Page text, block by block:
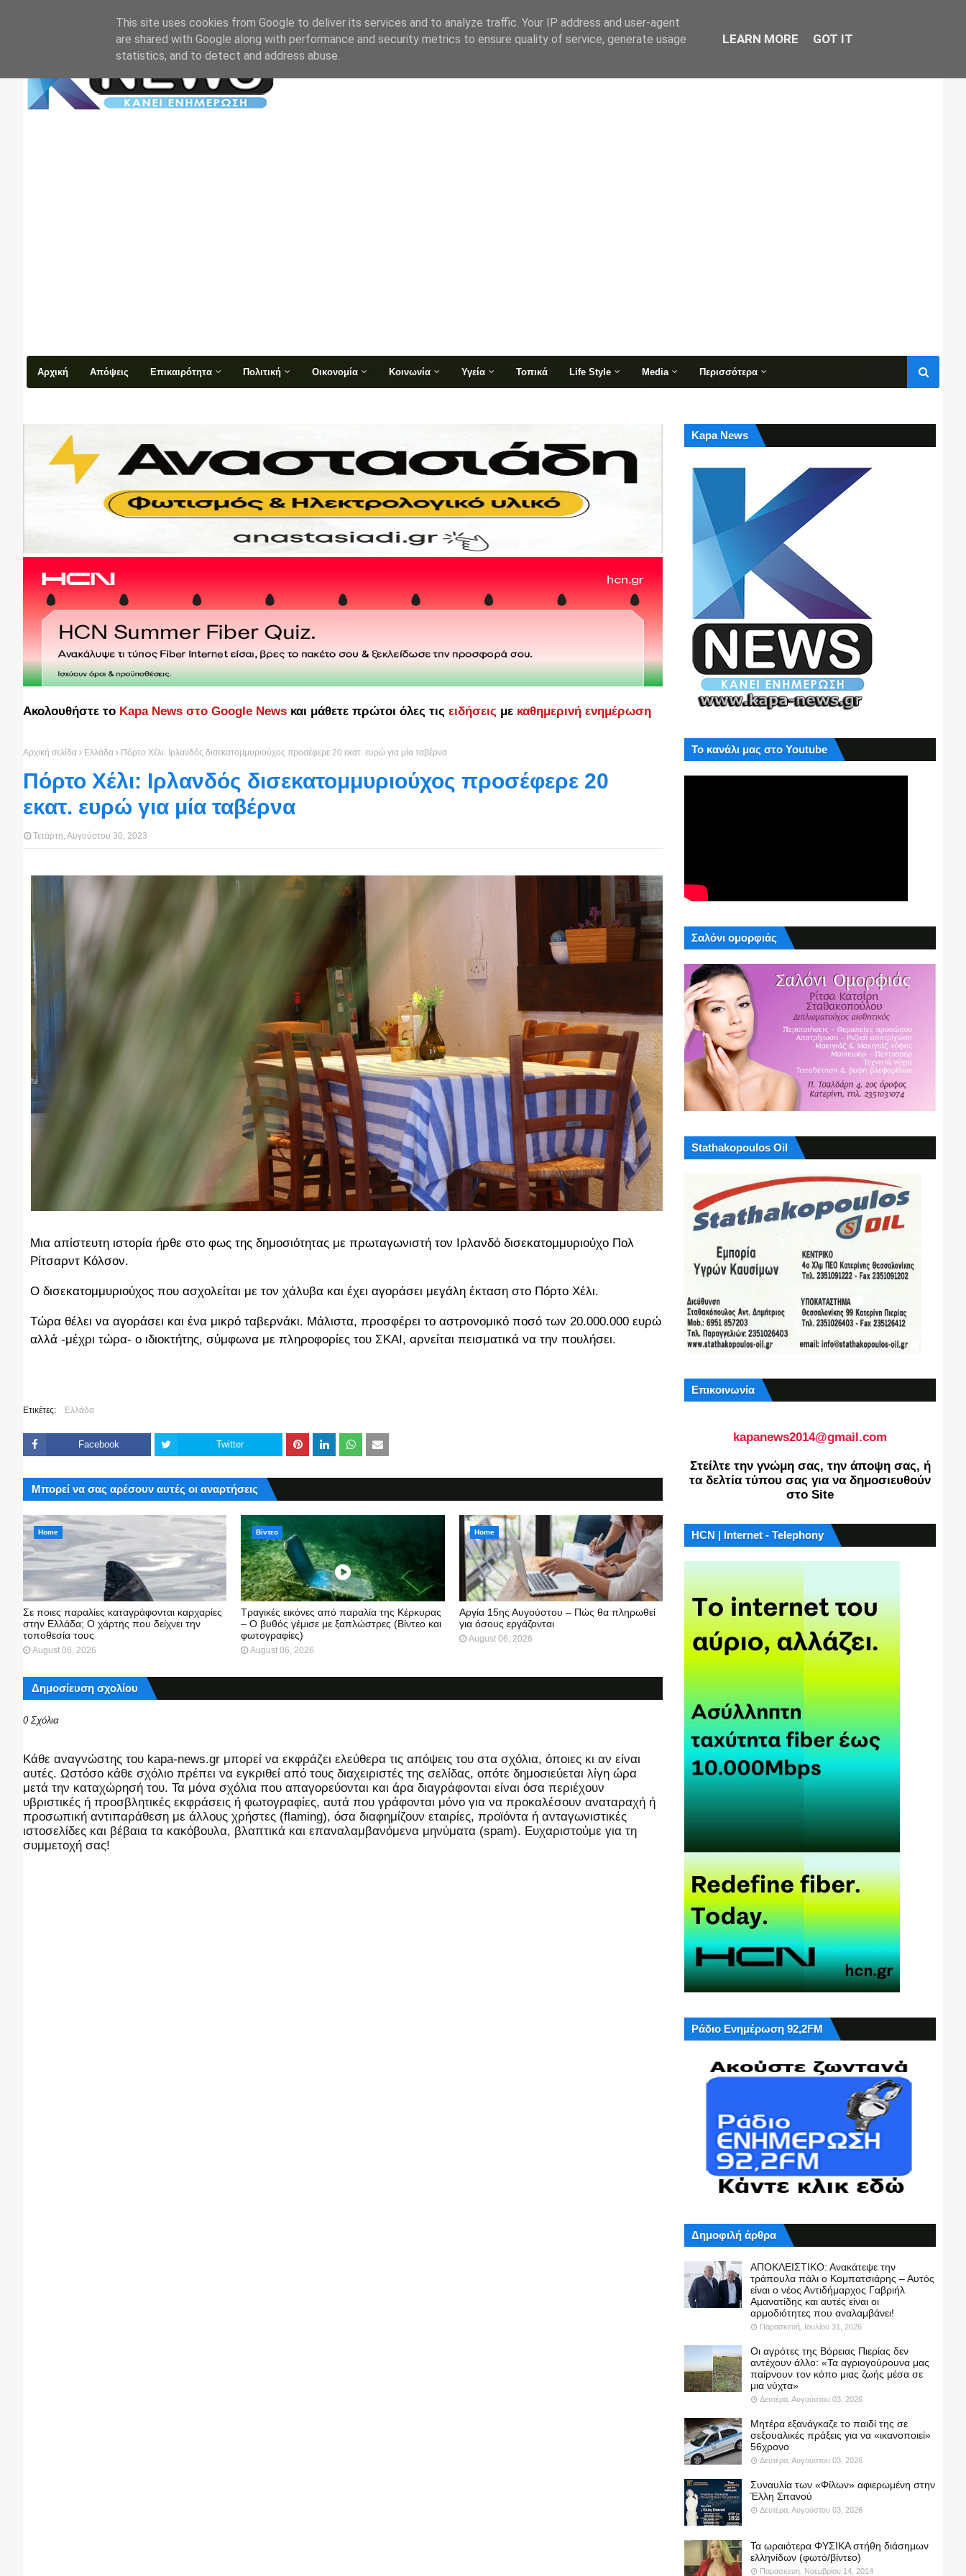
Αρχική Απόψεις Επικαιρότητα Πολιτική Οικονομία Κοινωνία Υγεία Τοπικά Life Style Media Περισσότερα
Ακολουθήστε το Kapa News στο Google News και μάθετε πρώτοι όλες τις ειδήσεις με καθημερινή ενημέρωση
Αρχική σελίδα Ελλάδα Πόρτο Χέλι: Ιρλανδός δισεκατομμυριούχος προσέφερε 20 εκατ. ευρώ για μία ταβέρνα
Πόρτο Χέλι: Ιρλανδός δισεκατομμυριούχος προσέφερε 20
εκατ. ευρώ για μία ταβέρνα
Τετάρτη, Αυγούστου 30, 2023
Μια απίστευτη ιστορία ήρθε στο φως της δημοσιότητας με πρωταγωνιστή τον Ιρλανδό δισεκατομμυριούχο Πολ
Ρίτσαρντ Κόλσον.
Ο δισεκατομμυριούχος που ασχολείται με τον χάλυβα και έχει αγοράσει μεγάλη έκταση στο Πόρτο Χέλι.
Τώρα θέλει να αγοράσει και ένα μικρό ταβερνάκι. Μάλιστα, προσφέρει το αστρονομικό ποσό των 20.000.000 ευρώ
αλλά -μέχρι τώρα- ο ιδιοκτήτης, σύμφωνα με πληροφορίες του ΣΚΑΙ, αρνείται πεισματικά να την πουλήσει.
Ετικέτες: Ελλάδα
Facebook Twitter
Μπορεί να σας αρέσουν αυτές οι αναρτήσεις
Home
Σε ποιες παραλίες καταγράφονται καρχαρίες
στην Ελλάδα; Ο χάρτης που δείχνει την
τοποθεσία τους
August 06, 2026
Βίντεο
Τραγικές εικόνες από παραλία της Κέρκυρας
– Ο βυθός γέμισε με ξαπλώστρες (Βίντεο και
φωτογραφίες)
August 06, 2026
Home
Αργία 15ης Αυγούστου – Πώς θα πληρωθεί
για όσους εργάζονται
August 06, 2026
Δημοσίευση σχολίου
0 Σχόλια
Kάθε αναγνώστης του kapa-news.gr μπορεί να εκφράζει ελεύθερα τις απόψεις του στα σχόλια, όποιες κι αν είναι
αυτές. Ωστόσο κάθε σχόλιο πρέπει να εγκριθεί από τους διαχειριστές της σελίδας, οπότε δημοσιεύεται λίγη ώρα
μετά την καταχώρησή του. Τα μόνα σχόλια που απαγορεύονται και άρα διαγράφονται είναι όσα περιέχουν
υβριστικές ή προσβλητικές εκφράσεις ή φωτογραφίες, αυτά που γράφονται μόνο για να προκαλέσουν αναταραχή ή
προσωπική αντιπαράθεση με άλλους χρήστες (flaming), όσα διαφημίζουν εταιρίες, προϊόντα ή ανταγωνιστικές
ιστοσελίδες και βέβαια τα κακόβουλα, βλαπτικά και επαναλαμβανόμενα μηνύματα (spam). Ευχαριστούμε για τη
συμμετοχή σας!
Kapa News
Το κανάλι μας στο Youtube
Σαλόνι ομορφιάς
Stathakopoulos Oil
Επικοινωνία
kapanews2014@gmail.com
Στείλτε την γνώμη σας, την άποψη σας, ή
τα δελτία τύπου σας για να δημοσιευθούν
στο Site
HCN | Internet - Telephony
Ράδιο Ενημέρωση 92,2FM
Δημοφιλή άρθρα
ΑΠΟΚΛΕΙΣΤΙΚΟ: Ανακάτεψε την
τράπουλα πάλι ο Κομπατσιάρης – Αυτός
είναι ο νέος Αντιδήμαρχος Γαβριήλ
Αμανατίδης και αυτές είναι οι
αρμοδιότητες που αναλαμβάνει!
Παρασκευή, Ιουλίου 31, 2026
Οι αγρότες της Βόρειας Πιερίας δεν
αντέχουν άλλο: «Τα αγριογούρουνα μας
παίρνουν τον κόπο μιας ζωής μέσα σε
μια νύχτα»
Δευτέρα, Αυγούστου 03, 2026
Μητέρα εξανάγκαζε το παιδί της σε
σεξουαλικές πράξεις για να «ικανοποιεί»
56χρονο
Δευτέρα, Αυγούστου 03, 2026
Συναυλία των «Φίλων» αφιερωμένη στην
Έλλη Σπανού
Δευτέρα, Αυγούστου 03, 2026
Τα ωραιότερα ΦΥΣΙΚΑ στήθη διάσημων
ελληνίδων (φωτό/βίντεο)
Παρασκευή, Νοεμβρίου 14, 2014
This site uses cookies from Google to deliver its services and to analyze traffic. Your IP address and user-agent
are shared with Google along with performance and security metrics to ensure quality of service, generate usage
statistics, and to detect and address abuse.
LEARN MORE GOT IT